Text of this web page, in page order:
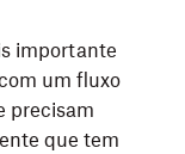
importante
um fluxo
precisam
que tem